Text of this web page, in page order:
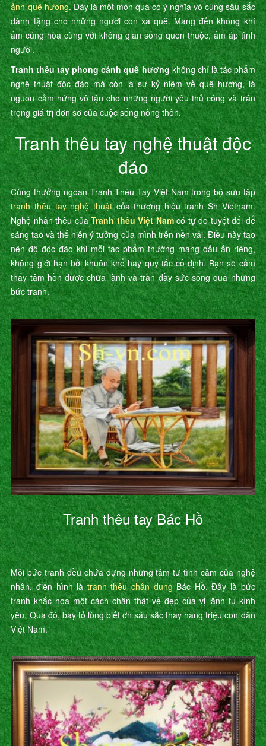
ảnh quê hương. Đây là một món quà có ý nghĩa vô cùng sâu sắc
dành tặng cho những người con xa quê. Mang đến không khí
ấm cúng hòa cùng với không gian sống quen thuộc, ấm áp tình
người.
Tranh thêu tay phong cảnh quê hươngkhông chỉ là tác phẩm
nghệ thuật độc đáo mà còn là sự kỷ niệm về quê hương, là
nguồn cảm hứng vô tận cho những người yêu thủ công và trân
trọng giá trị đơn sơ của cuộc sống nông thôn.
Tranh thêu tay nghệ thuật độc
đáo
Cùng thưởng ngoạn Tranh Thêu Tay Việt Nam trong bộ sưu tập
tranh thêu tay nghệ thuậtcủa thương hiệu tranh Sh Vietnam.
Nghệ nhân thêu củaTranh thêu Việt Namcó tự do tuyệt đối để
sáng tạo và thể hiện ý tưởng của mình trên nền vải. Điều này tạo
nên độ độc đáo khi mỗi tác phẩm thường mang dấu ấn riêng,
không giới hạn bởi khuôn khổ hay quy tắc cố định. Bạn sẽ cảm
thấy tâm hồn được chữa lành và tràn đầy sức sống qua những
bức tranh.
Tranh thêu tay Bác Hồ
Mỗi bức tranh đều chứa đựng những tâm tư tình cảm của nghệ
nhân, điển hình làtranh thêu chân dungBác Hồ. Đây là bức
tranh khắc họa một cách chân thật vẻ đẹp của vị lãnh tụ kính
yêu. Qua đó, bày tỏ lòng biết ơn sâu sắc thay hàng triệu con dân
Việt Nam.